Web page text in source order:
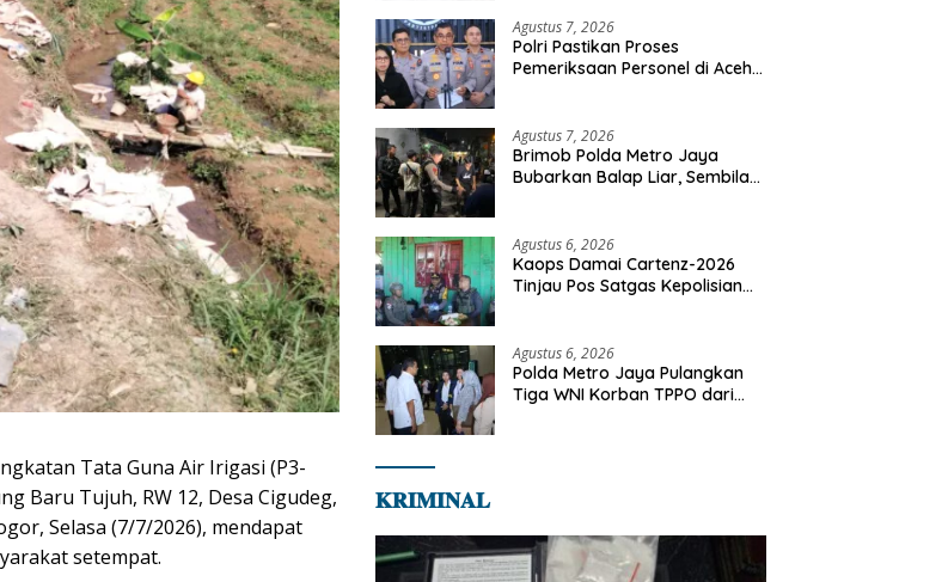
Tata Guna Air Irigasi (P3-
Baru Tujuh, RW 12, Desa Cigudeg,
Selasa (7/7/2026), mendapat
setempat.
Agustus 7, 2026
Polri Pastikan Proses
Pemeriksaan Personel di Aceh
Agustus 7, 2026
Brimob Polda Metro Jaya
Bubarkan Balap Liar, Sembilan
Agustus 6, 2026
Kaops Damai Cartenz-2026
Tinjau Pos Satgas Kepolisian
Bersama Masyarakat
Agustus 6, 2026
Polda Metro Jaya Pulangkan
Tiga WNI Korban TPPO dari
𝐊𝐑𝐈𝐌𝐈𝐍𝐀𝐋